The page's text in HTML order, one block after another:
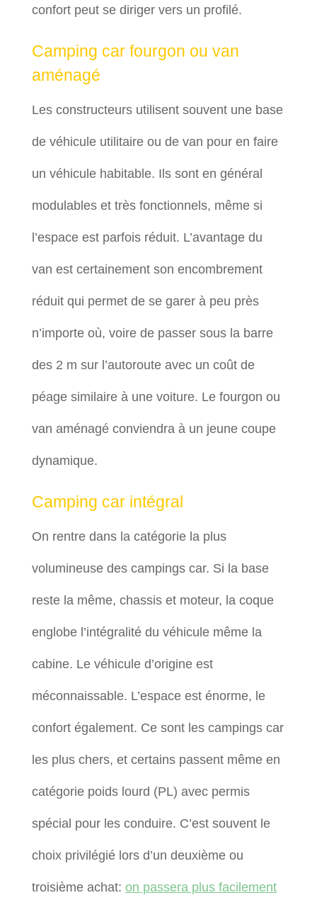
confort peut se diriger vers un profilé.
Camping car fourgon ou van
aménagé
Les constructeurs utilisent souvent une base
de véhicule utilitaire ou de van pour en faire
un véhicule habitable. Ils sont en général
modulables et très fonctionnels, même si
l’espace est parfois réduit. L’avantage du
van est certainement son encombrement
réduit qui permet de se garer à peu près
n’importe où, voire de passer sous la barre
des 2 m sur l’autoroute avec un coût de
péage similaire à une voiture. Le fourgon ou
van aménagé conviendra à un jeune coupe
dynamique.
Camping car intégral
On rentre dans la catégorie la plus
volumineuse des campings car. Si la base
reste la même, chassis et moteur, la coque
englobe l’intégralité du véhicule même la
cabine. Le véhicule d’origine est
méconnaissable. L’espace est énorme, le
confort également. Ce sont les campings car
les plus chers, et certains passent même en
catégorie poids lourd (PL) avec permis
spécial pour les conduire. C’est souvent le
choix privilégié lors d’un deuxième ou
troisième achat: on passera plus facilement